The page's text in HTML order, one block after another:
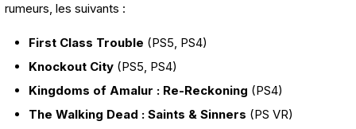
rumeurs, les suivants :
First Class Trouble (PS5, PS4)
Knockout City (PS5, PS4)
Kingdoms of Amalur : Re-Reckoning (PS4)
The Walking Dead : Saints & Sinners (PS VR)